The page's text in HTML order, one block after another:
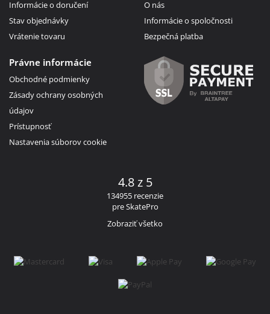
Informácie o doručení
Stav objednávky
Vrátenie tovaru
O nás
Informácie o spoločnosti
Bezpečná platba
Právne informácie
Obchodné podmienky
Zásady ochrany osobných
údajov
Prístupnosť
Nastavenia súborov cookie
4.8 z 5
134955 recenzie
pre SkatePro
Zobraziť všetko